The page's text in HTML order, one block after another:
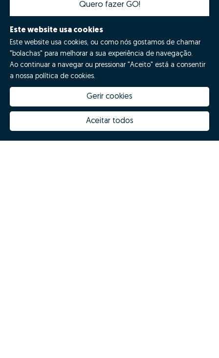
Quero fazer GO!
Porquê escolher a Zome
Inovação Zome
Hubs Zome
Este website usa cookies
Este website usa cookies, ou como nós gostamos de chamar
"bolachas" para melhorar a sua experiência de navegação.
Ao continuar a navegar ou pressionar "Aceito" está a consentir
a nossa política de cookies.
Gerir cookies
Aceitar todos